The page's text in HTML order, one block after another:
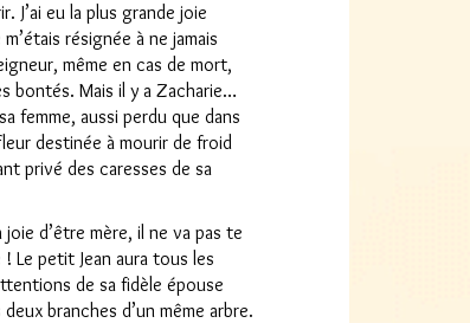
J’ai eu la plus grande joie
résignée à ne jamais
même en cas de mort,
bontés. Mais il y a Zacharie…
femme, aussi perdu que dans
destinée à mourir de froid
privé des caresses de sa
d’être mère, il ne va pas te
Le petit Jean aura tous les
de sa fidèle épouse
branches d’un même arbre.